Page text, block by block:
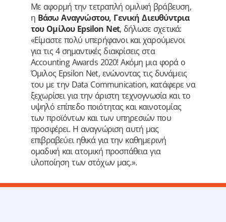
Με αφορμή την τετραπλή ομιλική βράβευση,
η Βάσω Αναγνώστου, Γενική Διευθύντρια
του Ομίλου Epsilon Net, δήλωσε σχετικά:
«Είμαστε πολύ υπερήφανοι και χαρούμενοι
για τις 4 σημαντικές διακρίσεις στα
Accounting Awards 2020! Ακόμη μια φορά ο
Όμιλος Epsilon Net, ενώνοντας τις δυνάμεις
του με την Data Communication, κατάφερε να
ξεχωρίσει για την άριστη τεχνογνωσία και το
υψηλό επίπεδο ποιότητας και καινοτομίας
των προϊόντων και των υπηρεσιών που
προσφέρει. Η αναγνώριση αυτή μας
επιβραβεύει ηθικά για την καθημερινή
ομαδική και ατομική προσπάθεια για
υλοποίηση των στόχων μας.».